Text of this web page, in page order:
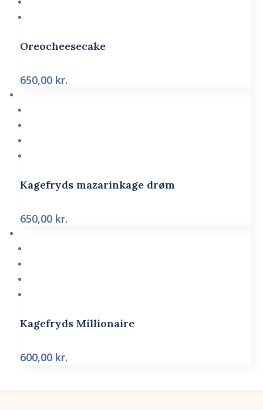
Oreocheesecake
650,00 kr.
Kagefryds mazarinkage drøm
650,00 kr.
Kagefryds Millionaire
600,00 kr.